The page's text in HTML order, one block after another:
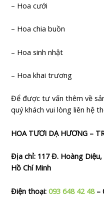
– Hoa cưới
– Hoa chia buồn
– Hoa sinh nhật
– Hoa khai trương
Để được tư vấn thêm về
quý khách vui lòng liên hệ
HOA TƯƠI DẠ HƯƠNG –
Địa chỉ: 117 Đ. Hoàng
Hồ Chí Minh
Điện thoại:093 648 42 48–